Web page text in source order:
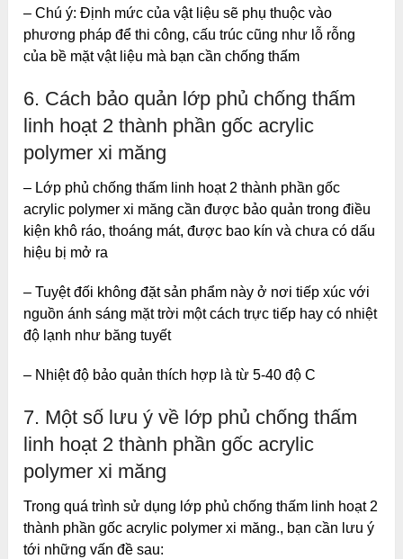
– Chú ý: Định mức của vật liệu sẽ phụ thuộc vào
phương pháp để thi công, cấu trúc cũng như lỗ rỗng
của bề mặt vật liệu mà bạn cần chống thấm
6. Cách bảo quản lớp phủ chống thấm
linh hoạt 2 thành phần gốc acrylic
polymer xi măng
– Lớp phủ chống thấm linh hoạt 2 thành phần gốc
acrylic polymer xi măng cần được bảo quản trong điều
kiện khô ráo, thoáng mát, được bao kín và chưa có dấu
hiệu bị mở ra
– Tuyệt đối không đặt sản phẩm này ở nơi tiếp xúc với
nguồn ánh sáng mặt trời một cách trực tiếp hay có nhiệt
độ lạnh như băng tuyết
– Nhiệt độ bảo quản thích hợp là từ 5-40 độ C
7. Một số lưu ý về lớp phủ chống thấm
linh hoạt 2 thành phần gốc acrylic
polymer xi măng
Trong quá trình sử dụng lớp phủ chống thấm linh hoạt 2
thành phần gốc acrylic polymer xi măng., bạn cần lưu ý
tới những vấn đề sau: